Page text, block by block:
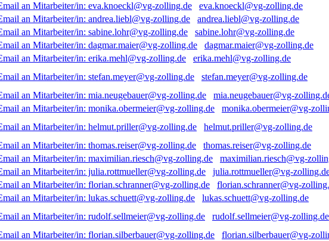
eva.knoeckl@vg-zolling.de
andrea.liebl@vg-zolling.de
sabine.lohr@vg-zolling.de
dagmar.maier@vg-zolling.de
erika.mehl@vg-zolling.de
stefan.meyer@vg-zolling.de
mia.neugebauer@vg-
monika.obermeier@vg-
helmut.priller@vg-zolling.de
thomas.reiser@vg-zolling.de
maximilian.riesch@vg-
julia.rottmueller@vg-
florian.schranner@vg-
lukas.schuett@vg-zolling.de
rudolf.sellmeier@vg-zolling.de
florian.silberbauer@vg-